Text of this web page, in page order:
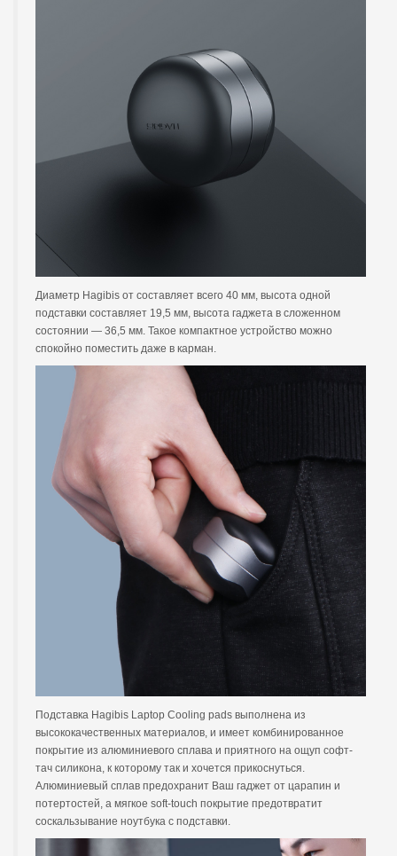
Диаметр Hagibis от составляет всего 40 мм, высота одной
подставки составляет 19,5 мм, высота гаджета в сложенном
состоянии — 36,5 мм. Такое компактное устройство можно
спокойно поместить даже в карман.
Подставка Hagibis Laptop Cooling pads выполнена из
высококачественных материалов, и имеет комбинированное
покрытие из алюминиевого сплава и приятного на ощуп софт-
тач силикона, к которому так и хочется прикоснуться.
Алюминиевый сплав предохранит Ваш гаджет от царапин и
потертостей, а мягкое soft-touch покрытие предотвратит
соскальзывание ноутбука с подставки.